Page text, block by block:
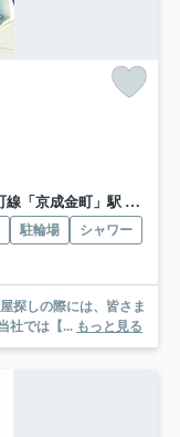
京成金町」駅 徒歩18分
駐輪場
シャワー
社では【... もっと見る